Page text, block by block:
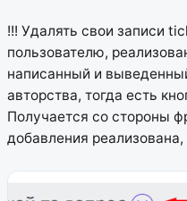
!!! Удалять свои записи
пользователю,
написанный и
авторства, тогда есть
Получается со стороны
добавления